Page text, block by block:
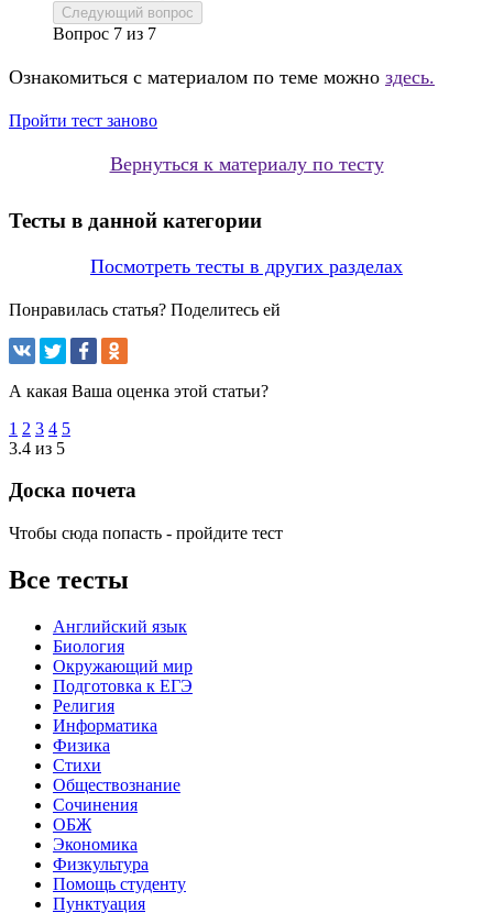
Следующий вопрос
Вопрос 7 из 7
Ознакомиться с материалом по теме можно здесь.
Пройти тест заново
Вернуться к материалу по тесту
Тесты в данной категории
Посмотреть тесты в других разделах
Понравилась статья? Поделитесь ей
А какая Ваша оценка этой статьи?
1 2 3 4 5
3.4 из 5
Доска почета
Чтобы сюда попасть - пройдите тест
Все тесты
Английский язык
Биология
Окружающий мир
Подготовка к ЕГЭ
Религия
Информатика
Физика
Стихи
Обществознание
Сочинения
ОБЖ
Экономика
Физкультура
Помощь студенту
Пунктуация